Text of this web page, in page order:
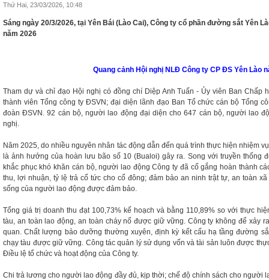
Thứ Hai, 23/03/2026, 10:48
Sáng ngày 20/3/2026, tại Yên Bái (Lào Cai), Công ty cổ phần đường sắt Yên
năm 2026
Quang cảnh Hội nghị NLĐ Công ty CP ĐS Yên Lào
Tham dự và chỉ đạo Hội nghị có đồng chí Diệp Anh Tuấn - Ủy viên Ban Chấp
thành viên Tổng công ty ĐSVN; đại diện lãnh đạo Ban Tổ chức cán bộ Tổng
đoàn ĐSVN. 92 cán bộ, người lao động đại diện cho 647 cán bộ, người lao
nghị.
Năm 2025, do nhiều nguyên nhân tác động dẫn đến quá trình thực hiện nhiệm
là ảnh hưởng của hoàn lưu bão số 10 (Bualoi) gây ra. Song với truyền thống
khắc phục khó khăn cán bộ, người lao động Công ty đã cố gắng hoàn thành
thu, lợi nhuận, tỷ lệ trả cổ tức cho cổ đông; đảm bảo an ninh trật tự, an toàn
sống của người lao động được đảm bảo.
Tổng giá trị doanh thu đạt 100,73% kế hoạch và bằng 110,89% so với thực
tàu, an toàn lao động, an toàn cháy nổ được giữ vững. Công ty không để xảy
quan. Chất lượng bảo dưỡng thường xuyên, định kỳ kết cấu hạ tầng đường
chạy tàu được giữ vững. Công tác quản lý sử dụng vốn và tài sản luôn được
Điều lệ tổ chức và hoạt động của Công ty.
Chi trả lương cho người lao động đầy đủ, kịp thời; chế độ chính sách cho người